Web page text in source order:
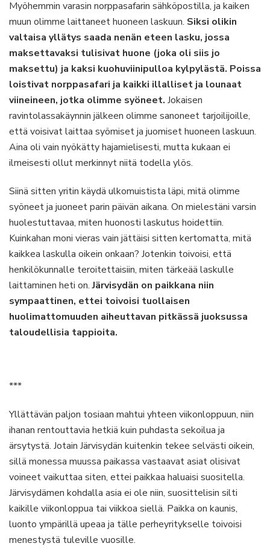
Myöhemmin varasin norppasafarin sähköpostilla, ja kaiken
muun olimme laittaneet huoneen laskuun. Siksi olikin
valtaisa yllätys saada nenän eteen lasku, jossa
maksettavaksi tulisivat huone (joka oli siis jo
maksettu) ja kaksi kuohuviinipulloa kylpylästä. Poissa
loistivat norppasafari ja kaikki illalliset ja lounaat
viineineen, jotka olimme syöneet. Jokaisen
ravintolassakäynnin jälkeen olimme sanoneet tarjoilijoille,
että voisivat laittaa syömiset ja juomiset huoneen laskuun.
Aina oli vain nyökätty hajamielisesti, mutta kukaan ei
ilmeisesti ollut merkinnyt niitä todella ylös.
Siinä sitten yritin käydä ulkomuistista läpi, mitä olimme
syöneet ja juoneet parin päivän aikana. On mielestäni varsin
huolestuttavaa, miten huonosti laskutus hoidettiin.
Kuinkahan moni vieras vain jättäisi sitten kertomatta, mitä
kaikkea laskulla oikein onkaan? Jotenkin toivoisi, että
henkilökunnalle teroitettaisiin, miten tärkeää laskulle
laittaminen heti on.Järvisydän on paikkana niin
sympaattinen, ettei toivoisi tuollaisen
huolimattomuuden aiheuttavan pitkässä juoksussa
taloudellisia tappioita.
***
Yllättävän paljon tosiaan mahtui yhteen viikonloppuun, niin
ihanan rentouttavia hetkiä kuin puhdasta sekoilua ja
ärsytystä. Jotain Järvisydän kuitenkin tekee selvästi oikein,
sillä monessa muussa paikassa vastaavat asiat olisivat
voineet vaikuttaa siten, ettei paikkaa haluaisi suositella.
Järvisydämen kohdalla asia ei ole niin, suosittelisin silti
kaikille viikonloppua tai viikkoa siellä. Paikka on kaunis,
luonto ympärillä upeaa ja tälle perheyritykselle toivoisi
menestystä tuleville vuosille.